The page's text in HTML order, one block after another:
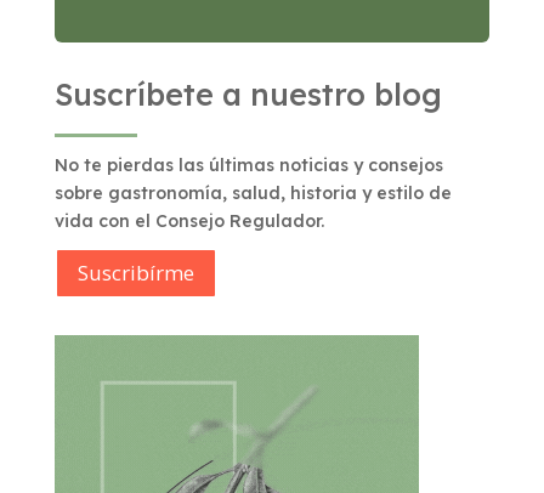
Suscríbete a nuestro blog
No te pierdas las últimas noticias y consejos
sobre gastronomía, salud, historia y estilo de
vida con el Consejo Regulador.
Suscribírme